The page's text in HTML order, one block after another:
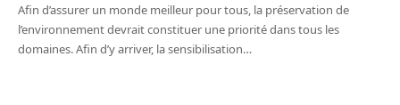
Afin d’assurer un monde meilleur pour tous, la préservation de
l’environnement devrait constituer une priorité dans tous les
domaines. Afin d’y arriver, la sensibilisation…